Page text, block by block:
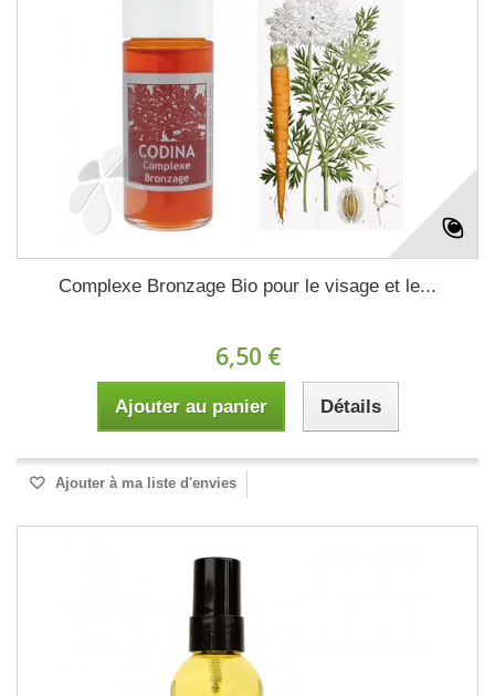
Complexe Bronzage Bio pour le visage et le...
6,50 €
Ajouter au panier Détails
Ajouter à ma liste d'envies